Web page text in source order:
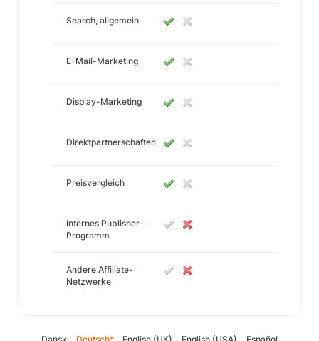
Search, allgemein
E-Mail-Marketing
Display-Marketing
Direktpartnerschaften
Preisvergleich
Internes Publisher-
Programm
Andere Affiliate-
Netzwerke
*